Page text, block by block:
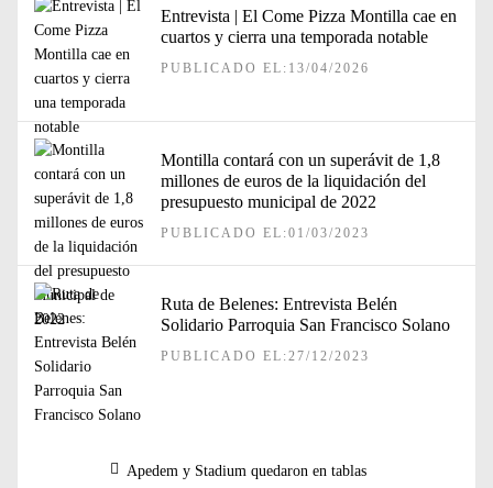
Entrevista | El Come Pizza Montilla cae en
cuartos y cierra una temporada notable
PUBLICADO EL:13/04/2026
Montilla contará con un superávit de 1,8
millones de euros de la liquidación del
presupuesto municipal de 2022
PUBLICADO EL:01/03/2023
Ruta de Belenes: Entrevista Belén
Solidario Parroquia San Francisco Solano
PUBLICADO EL:27/12/2023
Navegación
Entrada
Apedem y Stadium quedaron en tablas